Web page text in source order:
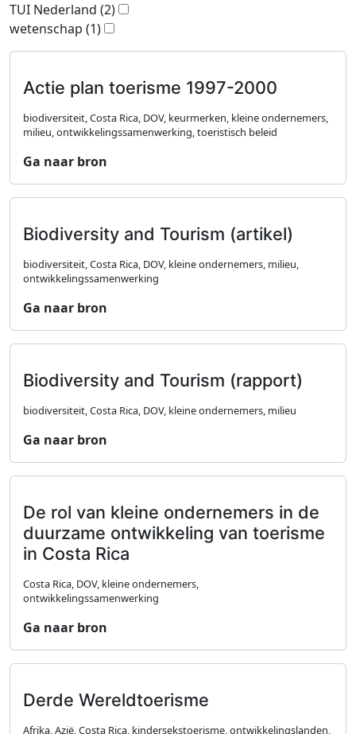
TUI Nederland (2)
wetenschap (1)
Actie plan toerisme 1997-2000
biodiversiteit, Costa Rica, DOV, keurmerken, kleine ondernemers,
milieu, ontwikkelingssamenwerking, toeristisch beleid
Ga naar bron
Biodiversity and Tourism (artikel)
biodiversiteit, Costa Rica, DOV, kleine ondernemers, milieu,
ontwikkelingssamenwerking
Ga naar bron
Biodiversity and Tourism (rapport)
biodiversiteit, Costa Rica, DOV, kleine ondernemers, milieu
Ga naar bron
De rol van kleine ondernemers in de
duurzame ontwikkeling van toerisme
in Costa Rica
Costa Rica, DOV, kleine ondernemers,
ontwikkelingssamenwerking
Ga naar bron
Derde Wereldtoerisme
Afrika, Azië, Costa Rica, kindersekstoerisme, ontwikkelingslanden,